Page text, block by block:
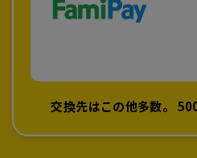
交換先はこの他多数。